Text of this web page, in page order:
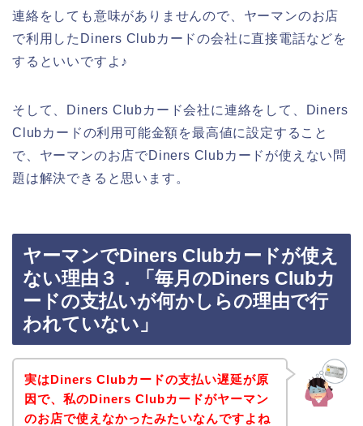
連絡をしても意味がありませんので、ヤーマンのお店
で利用したDiners Clubカードの会社に直接電話などを
するといいですよ♪
そして、Diners Clubカード会社に連絡をして、Diners
Clubカードの利用可能金額を最高値に設定すること
で、ヤーマンのお店でDiners Clubカードが使えない問
題は解決できると思います。
ヤーマンでDiners Clubカードが使え
ない理由３．「毎月のDiners Clubカ
ードの支払いが何かしらの理由で行
われていない」
実はDiners Clubカードの支払い遅延が原
因で、私のDiners Clubカードがヤーマン
のお店で使えなかったみたいなんですよね